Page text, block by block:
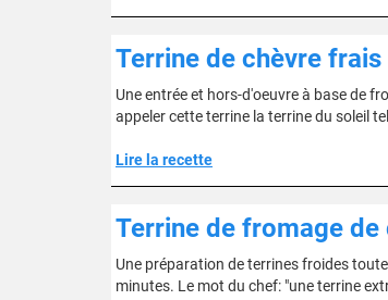
Terrine de chèvre
Une entrée et hors-d'oeuvre à base de
appeler cette terrine la terrine du soleil
Lire la recette
Terrine de fromage de
Une préparation de terrines froides
minutes. Le mot du chef: "une terrine